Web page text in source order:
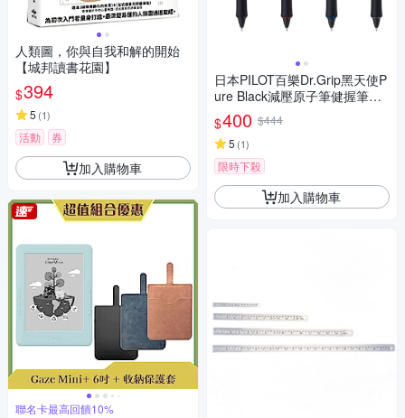
人類圖，你與自我和解的開始
【城邦讀書花園】
$394
5 (1)
活動 券
加入購物車
聯名卡最高回饋10%
日本PILOT百樂Dr.Grip黑天使P
ure Black減壓原子筆健握筆圓
珠筆BDGFB-80F系列(油性0.7
mm)原子筆人體工學設計
$400 $444
5 (1)
限時下殺
加入購物車